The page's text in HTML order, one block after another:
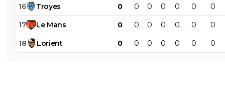
16 Troyes 0 0 0 0 0 0 0
17 Le Mans 0 0 0 0 0 0 0
18 Lorient 0 0 0 0 0 0 0